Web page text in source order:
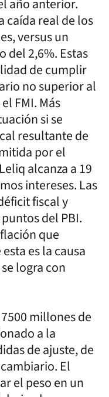
año anterior.
caída real de los
versus un
del 2,6%. Estas
de cumplir
no superior al
FMI. Más
si se
resultante de
por el
alcanza a 19
intereses. Las
fiscal y
del PBI.
que
es la causa
logra con
millones de
a la
de ajuste, de
El
el peso en un